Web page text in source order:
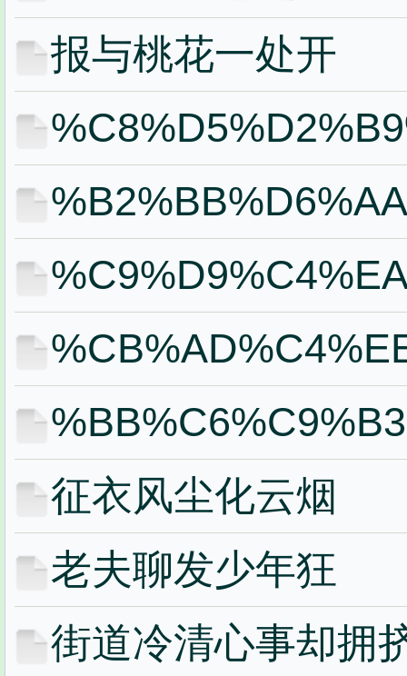
报与桃花一处开
征衣风尘化云烟
老夫聊发少年狂
街道冷清心事却拥